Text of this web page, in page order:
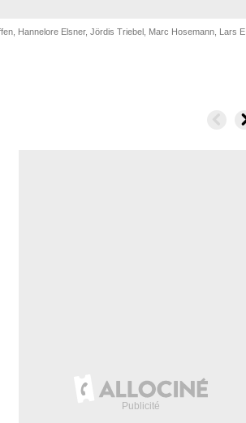
Elsner, Jördis Triebel, Marc Hosemann, Lars Eidinger